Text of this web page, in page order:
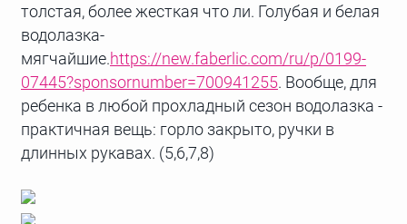
толстая, более жесткая что ли. Голубая и белая
водолазка-
мягчайшие.https://new.faberlic.com/ru/p/0199-
07445?sponsornumber=700941255. Вообще, для
ребенка в любой прохладный сезон водолазка -
практичная вещь: горло закрыто, ручки в
длинных рукавах. (5,6,7,8)